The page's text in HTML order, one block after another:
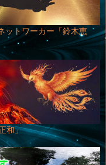
ットワーカー「鈴木恵
和」